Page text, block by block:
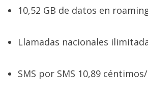
10,52 GB de datos en
Llamadas nacionales
SMS por SMS 10,89